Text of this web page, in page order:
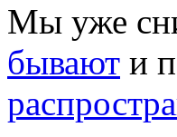
Мы уже
бывают и